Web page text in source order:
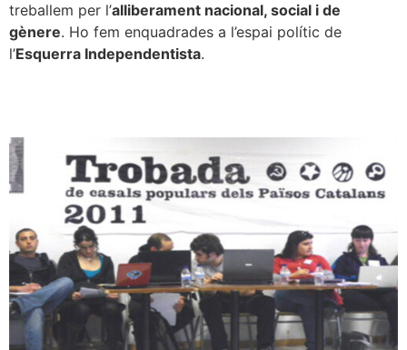
treballem per l’alliberament nacional, social i de
gènere. Ho fem enquadrades a l’espai polític de
l’Esquerra Independentista.